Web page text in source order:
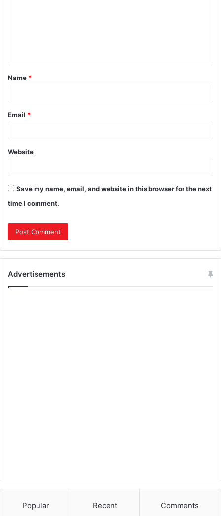
Name *
Email *
Website
Save my name, email, and website in this browser for the next
time I comment.
Advertisements
Popular Recent Comments